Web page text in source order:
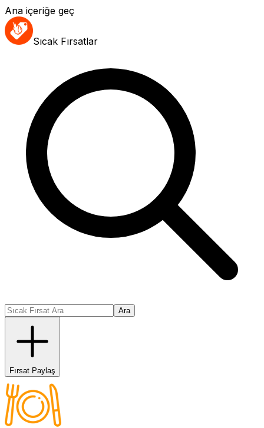
Ana içeriğe geç
Sıcak Fırsatlar
Ara
Fırsat Paylaş